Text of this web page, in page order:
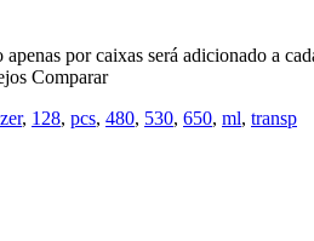
por caixas será adicionado a
Comparar
, 128, pcs, 480, 530, 650, ml, transp